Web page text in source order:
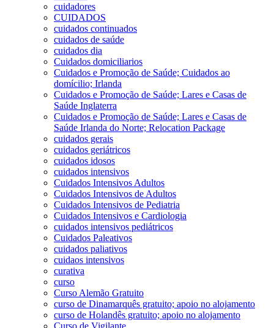
cuidadores
CUIDADOS
cuidados continuados
cuidados de saúde
cuidados dia
Cuidados domiciliarios
Cuidados e Promoção de Saúde; Cuidados ao
domícilio; Irlanda
Cuidados e Promoção de Saúde; Lares e Casas de
Saúde Inglaterra
Cuidados e Promoção de Saúde; Lares e Casas de
Saúde Irlanda do Norte; Relocation Package
cuidados gerais
cuidados geriátricos
cuidados idosos
cuidados intensivos
Cuidados Intensivos Adultos
Cuidados Intensivos de Adultos
Cuidados Intensivos de Pediatria
Cuidados Intensivos e Cardiologia
cuidados intensivos pediátricos
Cuidados Paleativos
cuidados paliativos
cuidaos intensivos
curativa
curso
Curso Alemão Gratuito
curso de Dinamarquês gratuito; apoio no alojamento
curso de Holandês gratuito; apoio no alojamento
Curso de Vigilante